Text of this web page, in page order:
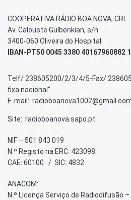
COOPERATIVA RÁDIO BOA NOVA, CRL
Av. Calouste Gulbenkian, s/n
3400-060 Oliveira do Hospital
IBAN-PT50 0045 3380 40167960882
Telf/ 238605200/2/3/4/5-Fax/
fixa nacional”
E-mail:
Site: radioboanova.sapo.pt
NIF – 501 843 019
N.º Registo na ERC: 423098
CAE: 60100 / SIC: 4832
ANACOM:
N.º Licença Serviço de Radiodifusão –